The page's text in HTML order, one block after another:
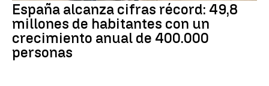
España alcanza cifras récord: 49,8
millones de habitantes con un
crecimiento anual de 400.000
personas